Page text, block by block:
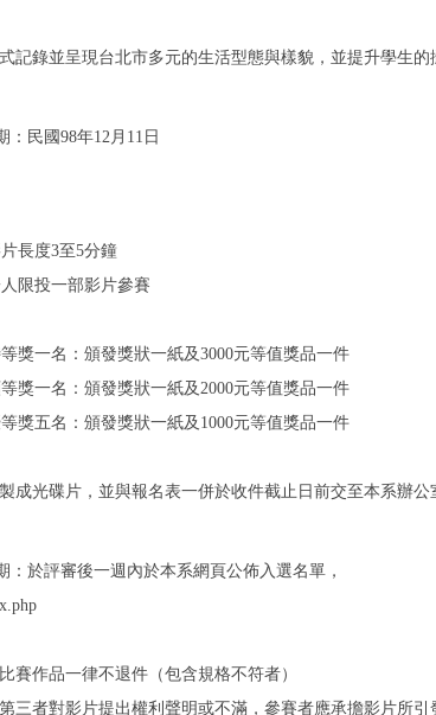
記錄並呈現台北市多元的生活型態與樣貌，並提升學生的
： 民國98年12 月 11 日
長度3至5分鐘
限投一部影片參賽
獎一名：頒發獎狀一紙及3000元等值獎品一件
獎一名：頒發獎狀一紙及 2000元等值獎品一件
獎五名：頒發獎狀一紙及 1000元等值獎品一件
成光碟片，並與報名表一併於收件截止日前交至本系辦公
：於評審後一週內於本系網頁公佈入選名單，
賽作品一律不退件（包含規格不符者）
第三者對影片提出權利聲明或不滿，參賽者應承擔影片所引